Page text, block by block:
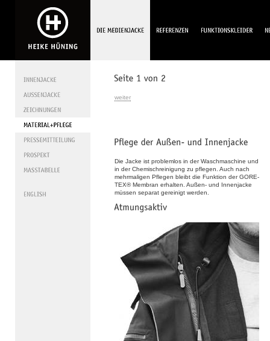
weiter
Die Jacke ist problemlos in der Waschmaschine und
in der Chemischreinigung zu pflegen. Auch nach
mehrmaligen Pflegen bleibt die Funktion der GORE-
TEX® Membran erhalten. Außen- und Innenjacke
müssen separat gereinigt werden.